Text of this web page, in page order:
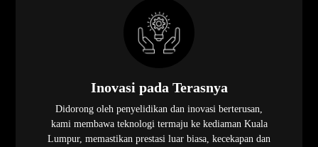
Inovasi pada Terasnya
Didorong oleh penyelidikan dan inovasi berterusan,
kami membawa teknologi termaju ke kediaman Kuala
Lumpur, memastikan prestasi luar biasa, kecekapan dan